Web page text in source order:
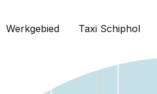
Werkgebied Taxi Schiphol